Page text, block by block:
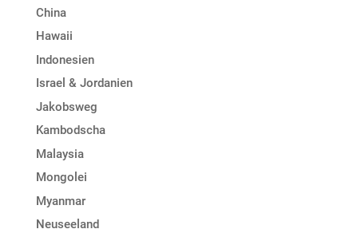
China
Hawaii
Indonesien
Israel & Jordanien
Jakobsweg
Kambodscha
Malaysia
Mongolei
Myanmar
Neuseeland